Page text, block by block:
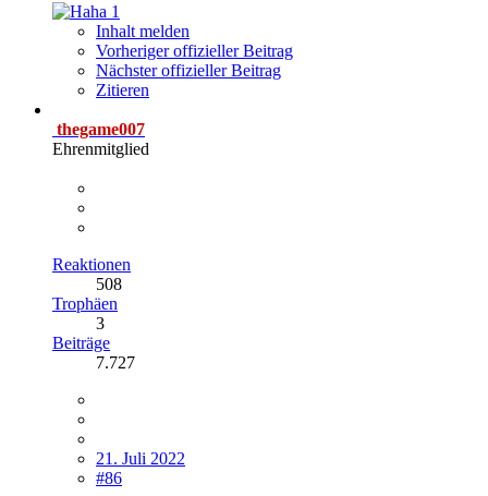
1
Inhalt melden
Vorheriger offizieller Beitrag
Nächster offizieller Beitrag
Zitieren
thegame007
Ehrenmitglied
Reaktionen
508
Trophäen
3
Beiträge
7.727
21. Juli 2022
#86